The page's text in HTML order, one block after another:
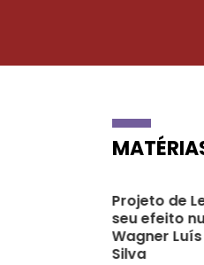
Projeto de
seu efeito
Wagner
Silva